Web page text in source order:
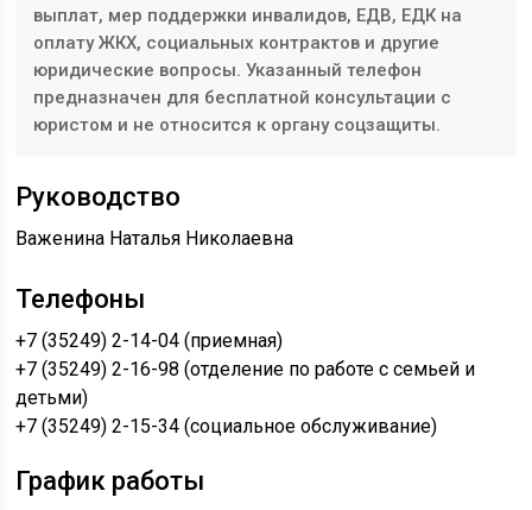
выплат, мер поддержки инвалидов, ЕДВ, ЕДК на
оплату ЖКХ, социальных контрактов и другие
юридические вопросы. Указанный телефон
предназначен для бесплатной консультации с
юристом и не относится к органу соцзащиты.
Руководство
Важенина Наталья Николаевна
Телефоны
+7 (35249) 2-14-04 (приемная)
+7 (35249) 2-16-98 (отделение по работе с семьей и
детьми)
+7 (35249) 2-15-34 (социальное обслуживание)
График работы